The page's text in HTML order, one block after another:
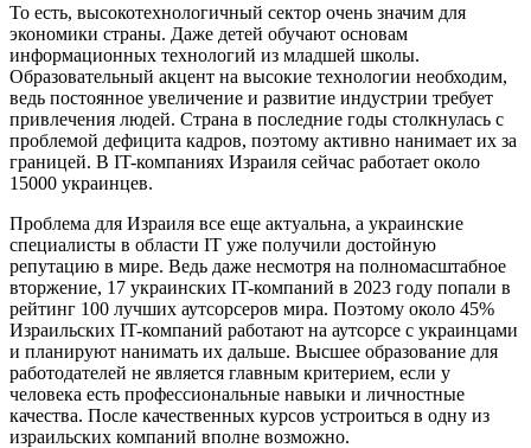
То есть, высокотехнологичный сектор очень значим для
экономики страны. Даже детей обучают основам
информационных технологий из младшей школы.
Образовательный акцент на высокие технологии необходим,
ведь постоянное увеличение и развитие индустрии требует
привлечения людей. Страна в последние годы столкнулась с
проблемой дефицита кадров, поэтому активно нанимает их за
границей. В IT-компаниях Израиля сейчас работает около
15000 украинцев.
Проблема для Израиля все еще актуальна, а украинские
специалисты в области IT уже получили достойную
репутацию в мире. Ведь даже несмотря на полномасштабное
вторжение, 17 украинских IT-компаний в 2023 году попали в
рейтинг 100 лучших аутсорсеров мира. Поэтому около 45%
Израильских IT-компаний работают на аутсорсе с украинцами
и планируют нанимать их дальше. Высшее образование для
работодателей не является главным критерием, если у
человека есть профессиональные навыки и личностные
качества. После качественных курсов устроиться в одну из
израильских компаний вполне возможно.